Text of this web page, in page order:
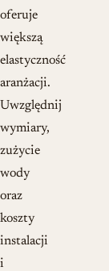
oferuje
większą
elastyczność
aranżacji.
Uwzględnij
wymiary,
zużycie
wody
oraz
koszty
instalacji
i